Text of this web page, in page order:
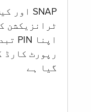
SNAP اور کیش اکاؤنٹ
ٹرانزیکشن
اپنا PIN تبدیل کرنا
رپورٹ کارڈ
گيا ہے